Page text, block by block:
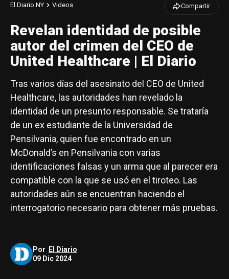
El Diario NY Videos Compartir
Revelan identidad de posible
autor del crimen del CEO de
United Healthcare | El Diario
Tras varios días del asesinato del CEO de United
Healthcare, las autoridades han revelado la
identidad de un presunto responsable. Se trataría
de un ex estudiante de la Universidad de
Pensilvania, quien fue encontrado en un
McDonald’s en Pensilvania con varias
identificaciones falsas y un arma que al parecer era
compatible con la que se usó en el tiroteo. Las
autoridades aún se encuentran haciendo el
interrogatorio necesario para obtener más pruebas.
Por
El Diario
09 Dic 2024